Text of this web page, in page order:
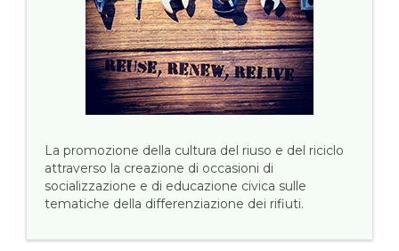
La promozione della cultura del riuso e del riciclo
attraverso la creazione di occasioni di
socializzazione e di educazione civica sulle
tematiche della differenziazione dei rifiuti.